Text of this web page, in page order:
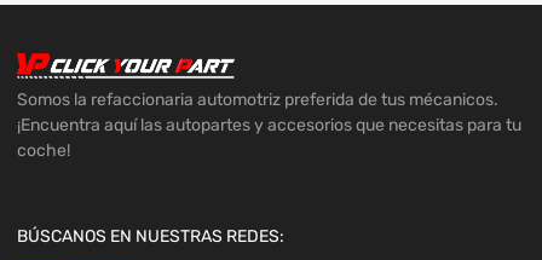
Somos la refaccionaria automotriz preferida de tus mécanicos.
¡Encuentra aquí las autopartes y accesorios que necesitas para tu
coche!
BÚSCANOS EN NUESTRAS REDES: